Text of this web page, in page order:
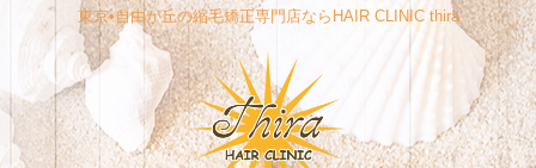
東京•自由が丘の縮毛矯正専門店ならHAIR CLINIC thira